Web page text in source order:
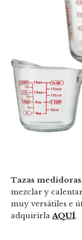
Tazas
mezclar y
muy versátiles e
adquirirlaAQUÍ.